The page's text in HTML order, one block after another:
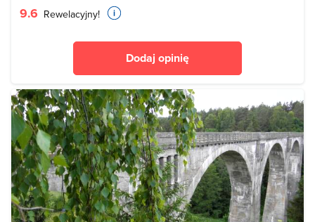
9.6 Rewelacyjny!
Dodaj opinię